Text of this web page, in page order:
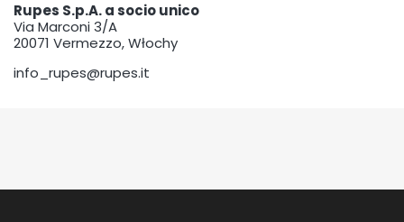
Rupes S.p.A. a socio unico
Via Marconi 3/A
20071 Vermezzo, Włochy
info_rupes@rupes.it